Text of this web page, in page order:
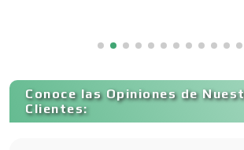
Capacitación
Carnicerías
Conoce las Opiniones de
Clientes: